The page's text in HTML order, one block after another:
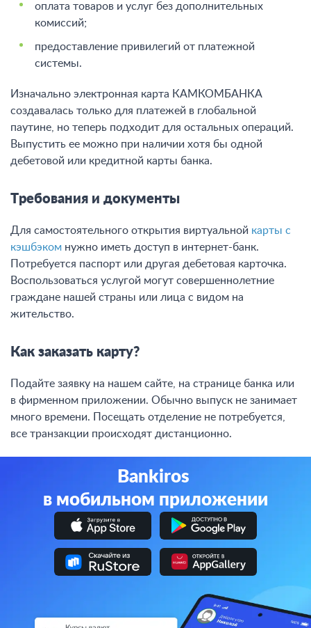
оплата товаров и услуг без дополнительных
комиссий;
предоставление привилегий от платежной
системы.
Изначально электронная карта КАМКОМБАНКА
создавалась только для платежей в глобальной
паутине, но теперь подходит для остальных операций.
Выпустить ее можно при наличии хотя бы одной
дебетовой или кредитной карты банка.
Требования и документы
Для самостоятельного открытия виртуальной карты с
кэшбэком нужно иметь доступ в интернет-банк.
Потребуется паспорт или другая дебетовая карточка.
Воспользоваться услугой могут совершеннолетние
граждане нашей страны или лица с видом на
жительство.
Как заказать карту?
Подайте заявку на нашем сайте, на странице банка или
в фирменном приложении. Обычно выпуск не занимает
много времени. Посещать отделение не потребуется,
все транзакции происходят дистанционно.
Bankiros
в мобильном приложении